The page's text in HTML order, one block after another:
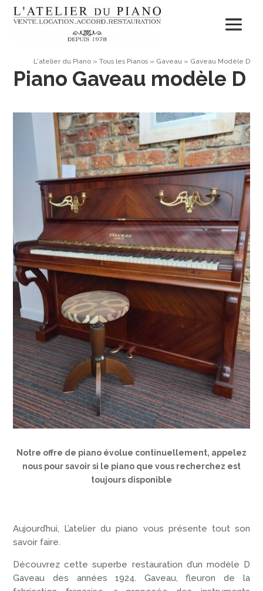
L'atelier du Piano» Tous les Pianos» Gaveau» Gaveau Modèle D
Piano Gaveau modèle D
Notre offre de piano évolue continuellement, appelez
nous pour savoir si le piano que vous recherchez est
toujours disponible
Aujourd’hui, L’atelier du piano vous présente tout son
savoir faire.
Découvrez cette superbe restauration d’un modèle D
Gaveau des années 1924. Gaveau, fleuron de la